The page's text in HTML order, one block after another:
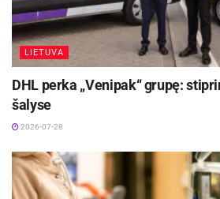
sertifikatas
2026-08-07
Švenčionėliuose
2026-08-01
savaeigėmis plaukiojimo
degimo iki 10 AG (8 kW)
LIETUVA
DHL perka „Venipak“ grupę:
šalyse
2026-07-28